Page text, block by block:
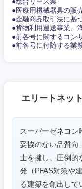
●医療用機械器具の販
●金融商品取引法に基
●貨物利用運送事業、
●前各号に関するコン
●前各号に付随する業
エリートネッ
スーパーゼネコン
妥協のない品質向
士を擁し、圧倒的
発（PFAS対策や
る建築を創出して